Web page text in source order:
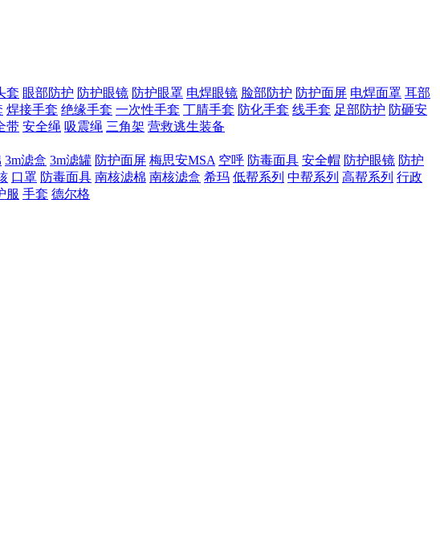
套 眼部防护 防护眼镜 防护眼罩 电焊眼镜 脸部防护 防护面屏 电焊面罩 耳部
焊接手套 绝缘手套 一次性手套 丁腈手套 防化手套 线手套 足部防护 防砸安
带 安全绳 吸震绳 三角架 营救逃生装备
3m滤盒 3m滤罐 防护面屏 梅思安MSA 空呼 防毒面具 安全帽 防护眼镜 防护
口罩 防毒面具 南核滤棉 南核滤盒 希玛 低帮系列 中帮系列 高帮系列 行政
服 手套 德尔格